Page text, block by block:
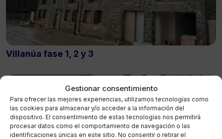
Gestionar consentimiento
Para ofrecer las mejores experiencias, utilizamos tecnologías como
las cookies para almacenar y/o acceder a la información del
dispositivo. El consentimiento de estas tecnologías nos permitirá
procesar datos como el comportamiento de navegación o las
identificaciones únicas en este sitio. No consentir o retirar el
Villanúa fase 1, 2 y 3